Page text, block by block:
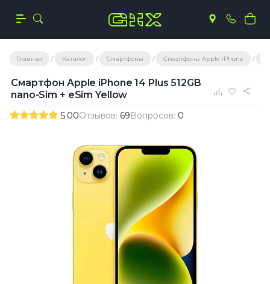
Главная Каталог Смартфоны Смартфоны Apple iPhone
Смартфон Apple iPhone 14 Plus 512GB
nano-Sim + eSim Yellow
5.00Отзывов: 69Вопросов: 0